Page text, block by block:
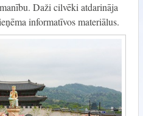
Daži cilvēki atdarināja
informatīvos materiālus.